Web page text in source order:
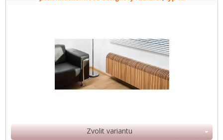
Zvolit variantu